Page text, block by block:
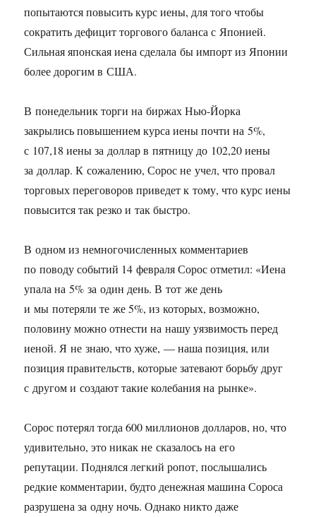
попытаются повысить курс иены, для того чтобы
сократить дефицит торгового баланса с Японией.
Сильная японская иена сделала бы импорт из Японии
более дорогим в США.
В понедельник торги на биржах Нью-Йорка
закрылись повышением курса иены почти на 5%,
с 107,18 иены за доллар в пятницу до 102,20 иены
за доллар. К сожалению, Сорос не учел, что провал
торговых переговоров приведет к тому, что курс иены
повысится так резко и так быстро.
В одном из немногочисленных комментариев
по поводу событий 14 февраля Сорос отметил: «Иена
упала на 5% за один день. В тот же день
и мы потеряли те же 5%, из которых, возможно,
половину можно отнести на нашу уязвимость перед
иеной. Я не знаю, что хуже, — наша позиция, или
позиция правительств, которые затевают борьбу друг
с другом и создают такие колебания на рынке».
Сорос потерял тогда 600 миллионов долларов, но, что
удивительно, это никак не сказалось на его
репутации. Поднялся легкий ропот, послышались
редкие комментарии, будто денежная машина Сороса
разрушена за одну ночь. Однако никто даже